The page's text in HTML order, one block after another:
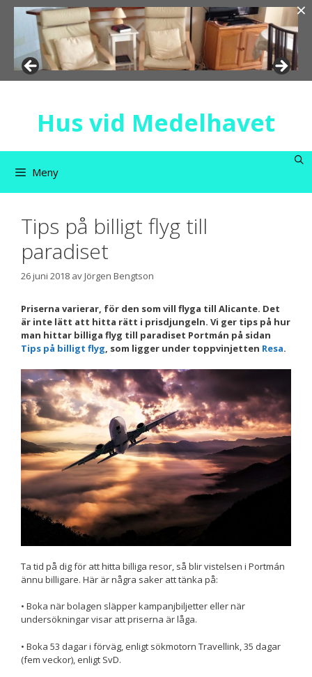
Hoppa
Hus vid Medelhavet
Meny
Tips på billigt flyg till
paradiset
26 juni 2018 avJörgen Bengtson
Priserna varierar, för den som vill flyga till Alicante. Det
är inte lätt att hitta rätt i prisdjungeln. Vi ger tips på hur
man hittar billiga flyg till paradiset Portmán på sidan
Tips på billigt flyg, som ligger under toppvinjetten Resa.
Ta tid på dig för att hitta billiga resor, så blir vistelsen i Portmán
ännu billigare. Här är några saker att tänka på:
• Boka när bolagen släpper kampanjbiljetter eller när
undersökningar visar att priserna är låga.
• Boka 53 dagar i förväg, enligt sökmotorn Travellink, 35 dagar
(fem veckor), enligt SvD.
×
Nödvändiga
Dessa kakor
välja bort. De
behövs för att
hemsidan
över huvud
taget ska
fungera.
Statistik
För att vi ska
kunna
uppbyggnad,
baserat på
hemsidan
används.